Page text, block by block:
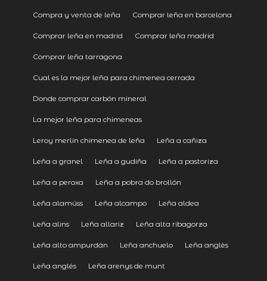
Compra y venta de leña Comprar leña en barcelona
Comprar leña en madrid Comprar leña madrid
Comprar leña tarragona
Cual es la mejor leña para chimenea cerrada
Donde comprar carbón mineral
La mejor leña para chimeneas
Leroy merlin chimenea de leña Leña a cañiza
Leña a granel Leña a gudiña Leña a pastoriza
Leña a peroxa Leña a pobra do brollón
Leña alamúss Leña alcampo Leña aldea
Leña alins Leña allariz Leña alta ribagorza
Leña alto ampurdán Leña anchuelo Leña anglès
Leña anglés Leña arenys de munt